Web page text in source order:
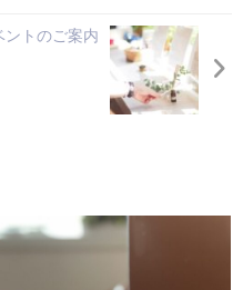
ントのご案内